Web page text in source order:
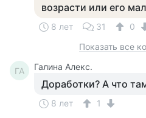
возрасти или его
8 лет 31
0
Показать все
ГА Галина Алекс.
Доработки? А что
8 лет 1